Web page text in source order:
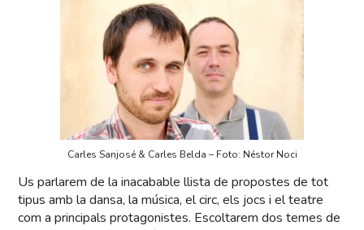
Carles Sanjosé & Carles Belda – Foto: Néstor Noci
Us parlarem de la inacabable llista de propostes de tot
tipus amb la dansa, la música, el circ, els jocs i el teatre
com a principals protagonistes. Escoltarem dos temes de